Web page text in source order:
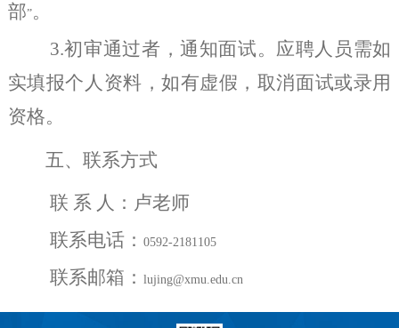
部”。
3.初审通过者，通知面试。应聘人员需如
实填报个人资料，如有虚假，取消面试或录用
资格。
五、联系方式
联 系 人：卢老师
联系电话： 0592-2181105
联系邮箱： lujing@xmu.edu.cn